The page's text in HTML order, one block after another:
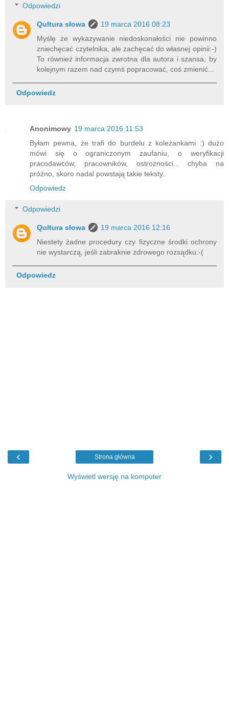
Odpowiedzi
Qultura słowa
19 marca 2016 08:23
Myślę że wykazywanie niedoskonałości nie powinno
zniechęcać czytelnika, ale zachęcać do własnej opinii:-)
To również informacja zwrotna dla autora i szansa, by
kolejnym razem nad czymś popracować, coś zmienić...
Odpowiedz
Anonimowy 19 marca 2016 11:53
Byłam pewna, że trafi do burdelu z koleżankami :) dużo
mówi się o ograniczonym zaufaniu, o weryfikacji
pracodawców, pracowników, ostrożności... chyba na
próżno, skoro nadal powstają takie teksty.
Odpowiedz
Odpowiedzi
Qultura słowa
19 marca 2016 12:16
Niestety żadne procedury czy fizyczne środki ochrony
nie wystarczą, jeśli zabraknie zdrowego rozsądku:-(
Odpowiedz
‹ ›
Strona główna
Wyświetl wersję na komputer